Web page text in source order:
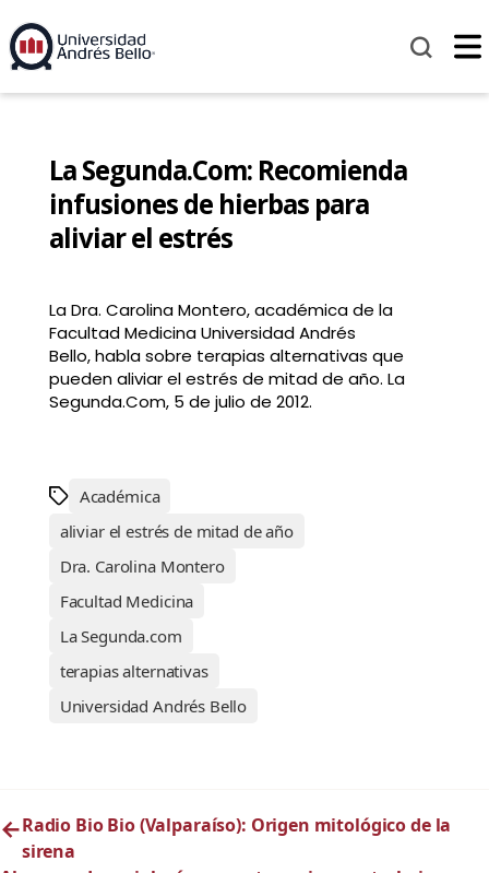
La Segunda.Com: Recomienda
infusiones de hierbas para
aliviar el estrés
La Dra. Carolina Montero, académica de la
Facultad Medicina Universidad Andrés
Bello, habla sobre terapias alternativas que
pueden aliviar el estrés de mitad de año. La
Segunda.Com, 5 de julio de 2012.
Académica
aliviar el estrés de mitad de año
Dra. Carolina Montero
Facultad Medicina
La Segunda.com
terapias alternativas
Universidad Andrés Bello
←Radio Bio Bio (Valparaíso): Origen mitológico de la
sirena